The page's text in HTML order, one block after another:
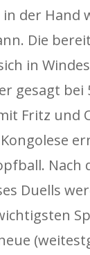
der Hand
Die
in
gesagt bei
Fritz und
Nach
Duells